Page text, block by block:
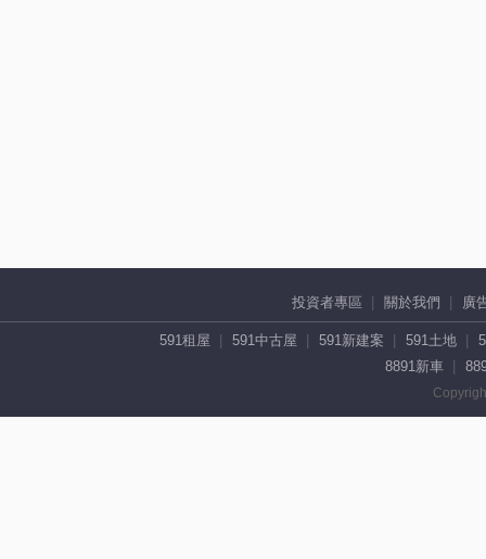
投資者專區 關於我們 廣
591租屋 591中古屋 591新建案 591土地
8891新車